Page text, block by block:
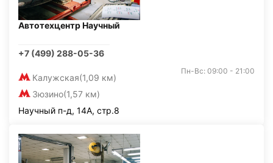
Автотехцентр Научный
+7 (499) 288-05-36
Калужская(1,09 км)
Зюзино(1,57 км)
Пн-Вс: 09:00 - 21:00
Научный п-д, 14А, стр.8